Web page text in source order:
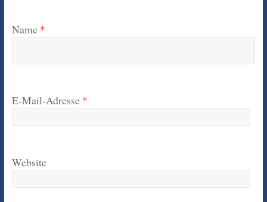
Name *
E-Mail-Adresse *
Website